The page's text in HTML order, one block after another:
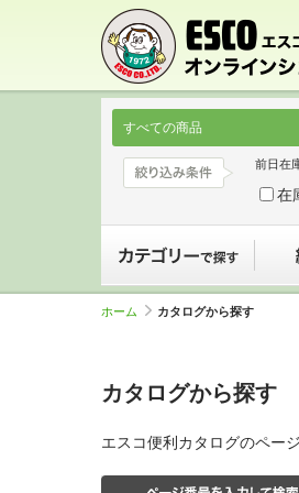
すべての商品
前日在
在
ホーム カタログから探す
カタログから探す
エスコ便利カタログのペー